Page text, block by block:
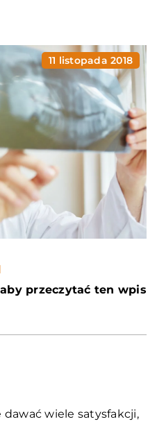
11 listopada 2018
przeczytać ten wpis
wiele satysfakcji,